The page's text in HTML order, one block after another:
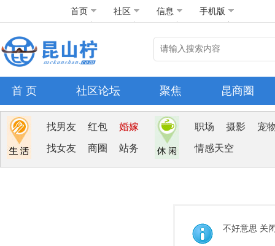
首页 社区 信息 手机版
首 页 社区论坛 聚焦 昆商圈
找男友 红包 婚嫁
找女友 商圈 站务
职场 摄影 宠
情感天空
不好意思 关